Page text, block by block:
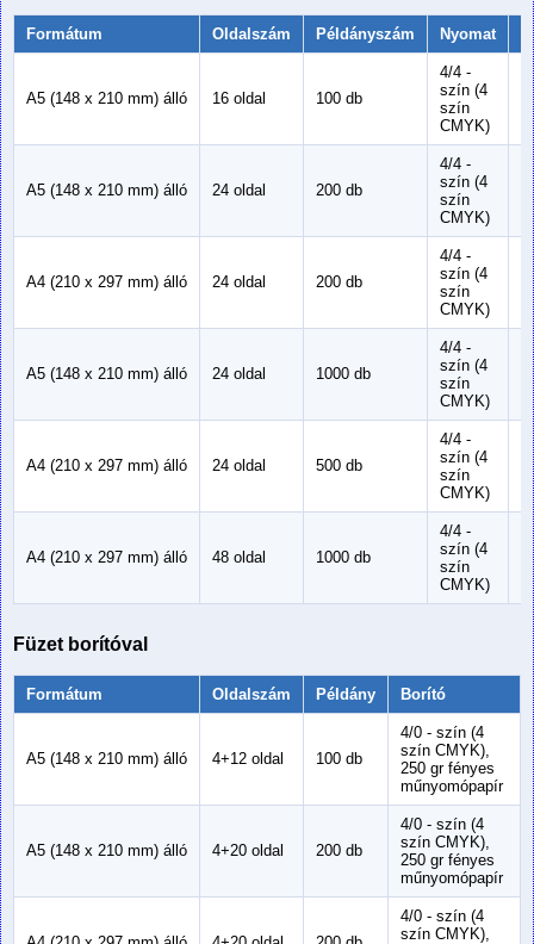
Formátum Oldalszám Példányszám Nyomat
A5 (148 x 210 mm) álló 16 oldal 100 db
4/4 -
szín (4
szín
CMYK)
A5 (148 x 210 mm) álló 24 oldal 200 db
4/4 -
szín (4
szín
CMYK)
A4 (210 x 297 mm) álló 24 oldal 200 db
4/4 -
szín (4
szín
CMYK)
A5 (148 x 210 mm) álló 24 oldal 1000 db
4/4 -
szín (4
szín
CMYK)
A4 (210 x 297 mm) álló 24 oldal 500 db
4/4 -
szín (4
szín
CMYK)
A4 (210 x 297 mm) álló 48 oldal 1000 db
4/4 -
szín (4
szín
CMYK)
Füzet borítóval
Formátum Oldalszám Példány Borító
A5 (148 x 210 mm) álló 4+12 oldal 100 db
4/0 - szín (4
szín CMYK),
250 gr fényes
műnyomópapír
A5 (148 x 210 mm) álló 4+20 oldal 200 db
4/0 - szín (4
szín CMYK),
250 gr fényes
műnyomópapír
4/0 - szín (4
szín CMYK),